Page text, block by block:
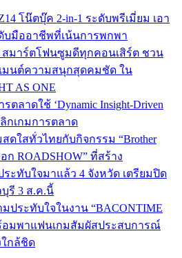
โน๊ตบุ๊ค 2-in-1 ระดับพรีเมี่ยม เอา
บมืออาชีพที่เน้นการพกพา
สมาร์ตโฟนซูมดีทุกคอนเสิร์ต ชวน
มนต์ความสนุกสุดคมชัด ใน
AS ONE
ตลาดใช้ ‘Dynamic Insight-Driven
กเกมการตลาด
ดใสทั่วไทยกับกิจกรรม “Brother
ก ROADSHOW” ที่สร้าง
ะทับใจมาแล้ว 4 จังหวัด เตรียมปิด
รี 3 ส.ค.นี้
มประทับใจในงาน “BACONTIME
อมพาแฟนเกมสัมผัสประสบการณ์
ใกล้ชิด